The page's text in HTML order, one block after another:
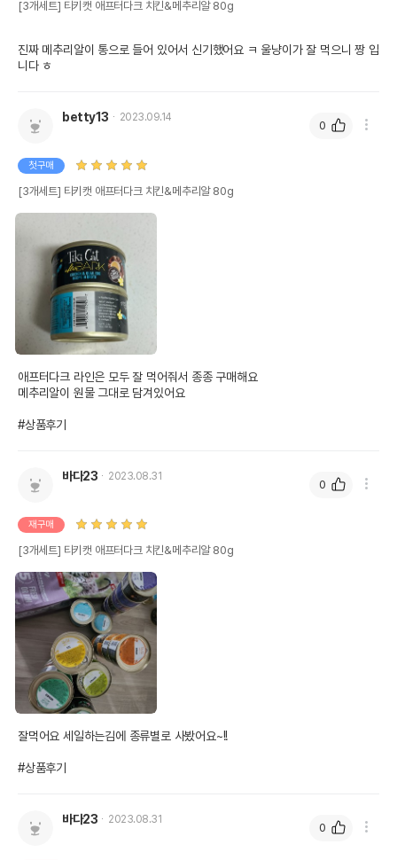
[3개세트] 티키캣 애프터다크 치킨&메추리알 80g
진짜 메추리알이 통으로 들어 있어서 신기했어요 ㅋ 울냥이가 잘 먹으니 짱 입
니다 ㅎ
betty13 2023.09.14
첫구매
[3개세트] 티키캣 애프터다크 치킨&메추리알 80g
애프터다크 라인은 모두 잘 먹어줘서 종종 구매해요
메추리알이 원물 그대로 담겨있어요
#상품후기
0
바다23 2023.08.31
재구매
[3개세트] 티키캣 애프터다크 치킨&메추리알 80g
잘먹어요 세일하는김에 종류별로 사봤어요~!!
#상품후기
0
바다23 2023.08.31
0